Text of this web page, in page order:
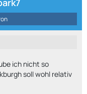
ich nicht so
soll wohl relativ